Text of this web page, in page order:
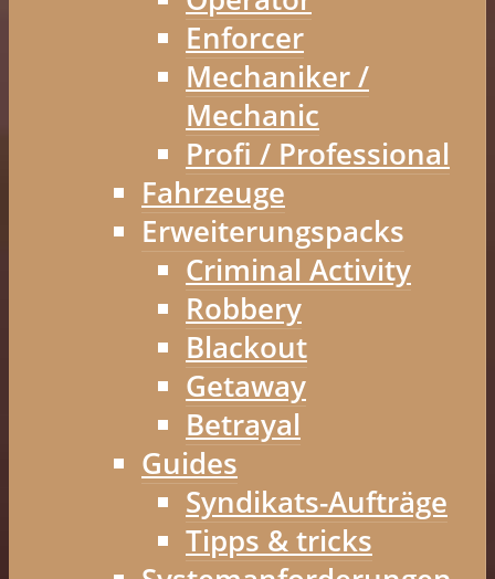
Enforcer
Mechaniker /
Mechanic
Profi / Professional
Fahrzeuge
Erweiterungspacks
Criminal Activity
Robbery
Blackout
Getaway
Betrayal
Guides
Syndikats-Aufträge
Tipps & tricks